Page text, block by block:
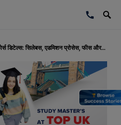
कोपा आईटीआई कोर्स डिटेल्स: सिलेबस, एडमिशन प्रोसेस, फीस और करियर स्कोप